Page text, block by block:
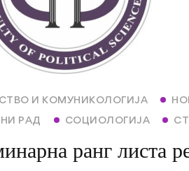
И КОМУНИКОЛОГИЈА
РАД
СОЦИОЛОГИЈА
ранг листа